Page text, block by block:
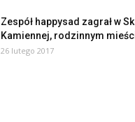
Zespół happysad zagrał w
Kamiennej, rodzinnym
26 lutego 2017